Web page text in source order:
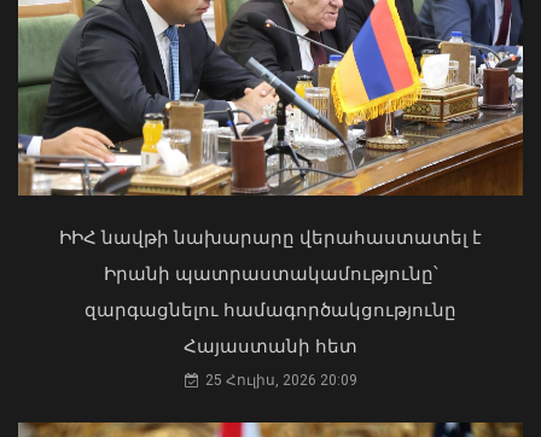
ժամանակ․ ՆԳ նախարարությունն
իրազեկում է
06 Օգոստոս, 2026 17:37
Մկրտության արարողությունից հետո
Արտաշատում 14 մարդ թունավորման
02 Օգոստոս, 2026 15:06
ԻԻՀ նավթի նախարարը վերահաստատել է
Իրանի պատրաստակամությունը՝
զարգացնելու համագործակցությունը
Հայաստանի հետ
25 Հուլիս, 2026 20:09